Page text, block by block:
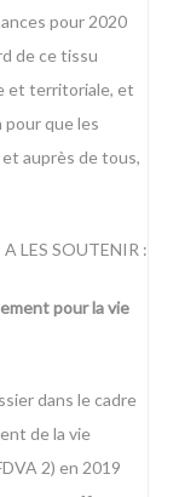
pour 2020
de ce tissu
et territoriale, et
pour que les
auprès de tous,
LES SOUTENIR :
pour la vie
dans le cadre
de la vie
2) en 2019